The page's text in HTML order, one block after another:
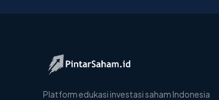
Platform edukasi investasi saham Indonesia